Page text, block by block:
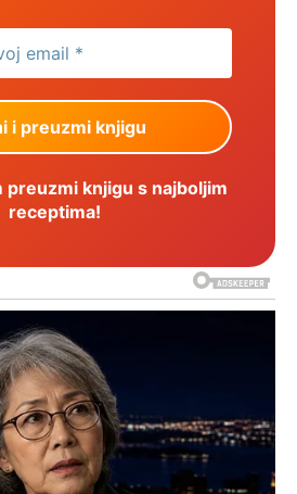
preuzmi knjigu s najboljim
receptima!